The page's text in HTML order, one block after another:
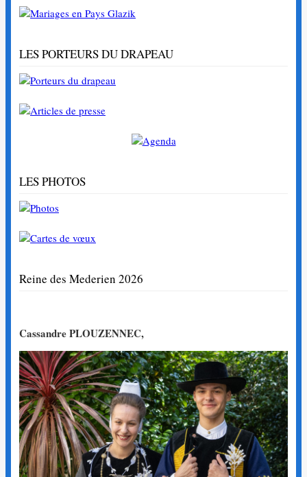
LES PORTEURS DU DRAPEAU
LES PHOTOS
Reine des Mederien 2026
Cassandre PLOUZENNEC,